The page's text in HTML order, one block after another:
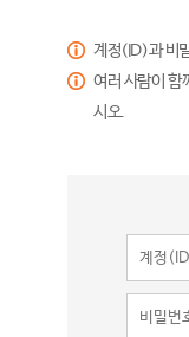
계정(ID)과 비
여러 사람이 함
시오.